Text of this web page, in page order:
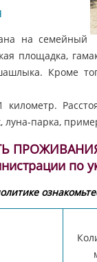
на семейный
площадка,
Кроме
луна-парка,
по